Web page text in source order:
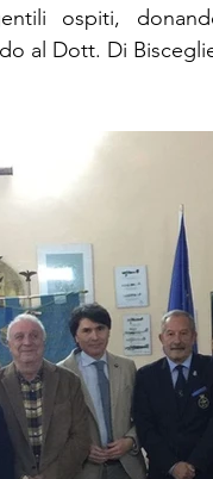
ospiti,
al Dott. Di